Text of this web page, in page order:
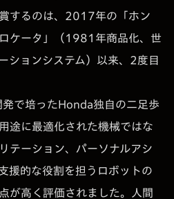
するのは、2017年の「ホン
ケータ」（1981年商品化、世
ションシステム）以来、2度目
で培ったHonda独自の二足歩
途に最適化された機械ではな
テーション、パーソナルアシ
援的な役割を担うロボットの
が高く評価されました。人間